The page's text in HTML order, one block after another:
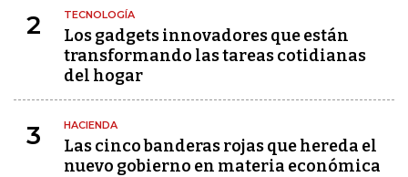
2 TECNOLOGÍA
Los gadgets innovadores que están
transformando las tareas cotidianas
del hogar
3 HACIENDA
Las cinco banderas rojas que hereda el
nuevo gobierno en materia económica